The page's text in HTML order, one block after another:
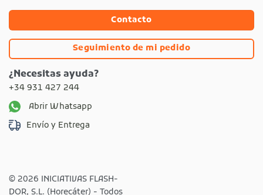
Contacto
Seguimiento de mi pedido
¿Necesitas ayuda?
+34 931 427 244
Abrir Whatsapp
Envío y Entrega
© 2026 INICIATIVAS FLASH-
DOR, S.L. (Horecáter) - Todos